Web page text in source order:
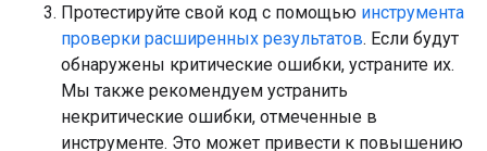
Протестируйте свой код с помощью инструмента
проверки расширенных результатов. Если будут
обнаружены критические ошибки, устраните их.
Мы также рекомендуем устранить
некритические ошибки, отмеченные в
инструменте. Это может привести к повышению